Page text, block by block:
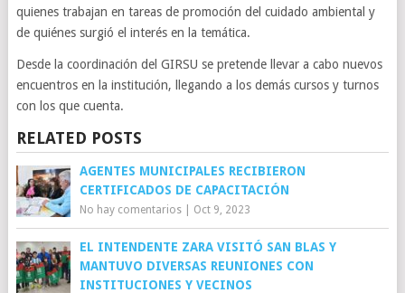
quienes trabajan en tareas de promoción del cuidado ambiental y
de quiénes surgió el interés en la temática.
Desde la coordinación del GIRSU se pretende llevar a cabo nuevos
encuentros en la institución, llegando a los demás cursos y turnos
con los que cuenta.
RELATED POSTS
AGENTES MUNICIPALES RECIBIERON
CERTIFICADOS DE CAPACITACIÓN
No hay comentarios| Oct 9, 2023
EL INTENDENTE ZARA VISITÓ SAN BLAS Y
MANTUVO DIVERSAS REUNIONES CON
INSTITUCIONES Y VECINOS